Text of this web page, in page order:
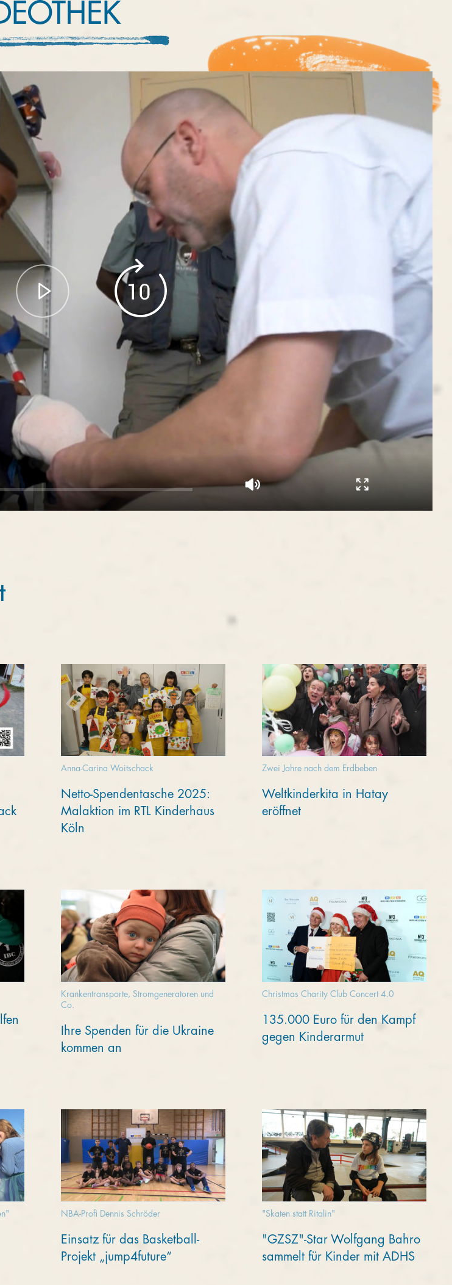
Anna-Carina Woitschack
Netto-Spendentasche 2025:
Malaktion im RTL Kinderhaus
Köln
Zwei Jahre nach dem Erdbeben
Weltkinderkita in Hatay
eröffnet
Krankentransporte, Stromgeneratoren und
Co.
Ihre Spenden für die Ukraine
kommen an
Christmas Charity Club Concert 4.0
135.000 Euro für den Kampf
gegen Kinderarmut
NBA-Profi Dennis Schröder
Einsatz für das Basketball-
Projekt „jump4future“
"Skaten statt Ritalin"
"GZSZ"-Star Wolfgang Bahro
sammelt für Kinder mit ADHS